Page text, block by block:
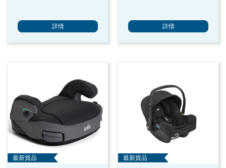
詳情 詳情
最新貨品 最新貨品